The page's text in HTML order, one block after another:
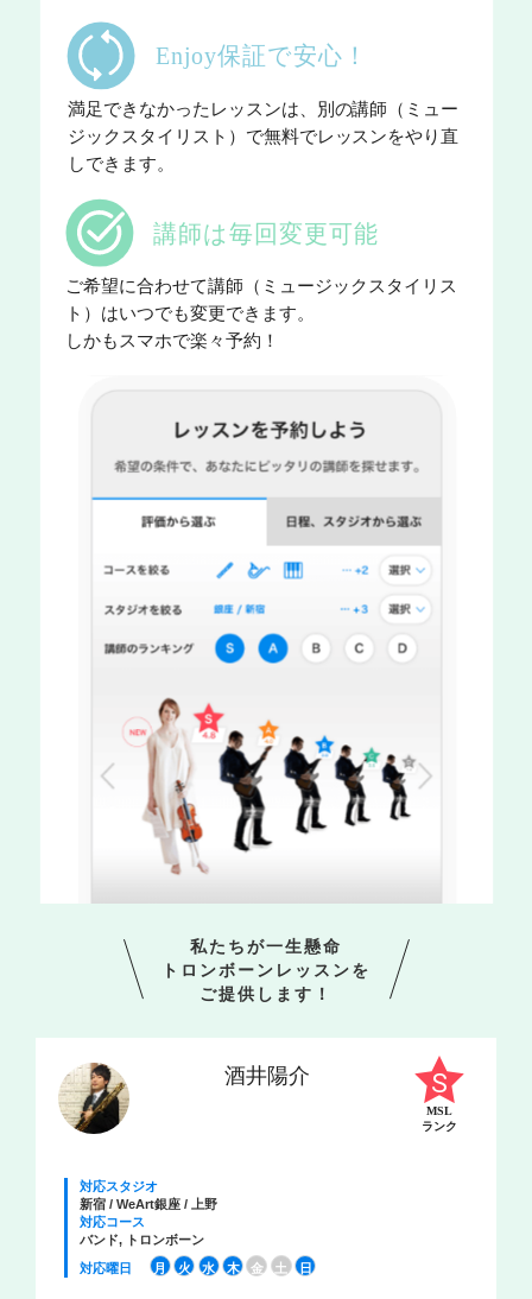
私たちが一生懸命
トロンボーンレッスンを
ご提供します！
酒井陽介
MSL
ランク
対応スタジオ
新宿 / WeArt銀座 / 上野
対応コース
バンド, トロンボーン
対応曜日
月 火 水 木 金 土 日